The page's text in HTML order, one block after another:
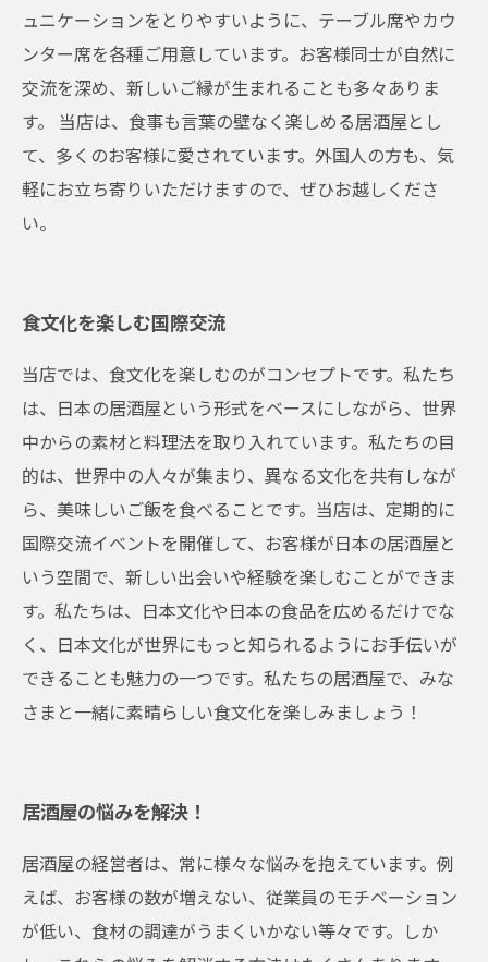
ュニケーションをとりやすいように、テーブル席やカウ
ンター席を各種ご用意しています。お客様同士が自然に
交流を深め、新しいご縁が生まれることも多々ありま
す。 当店は、食事も言葉の壁なく楽しめる居酒屋とし
て、多くのお客様に愛されています。外国人の方も、気
軽にお立ち寄りいただけますので、ぜひお越しくださ
い。
食文化を楽しむ国際交流
当店では、食文化を楽しむのがコンセプトです。私たち
は、日本の居酒屋という形式をベースにしながら、世界
中からの素材と料理法を取り入れています。私たちの目
的は、世界中の人々が集まり、異なる文化を共有しなが
ら、美味しいご飯を食べることです。当店は、定期的に
国際交流イベントを開催して、お客様が日本の居酒屋と
いう空間で、新しい出会いや経験を楽しむことができま
す。私たちは、日本文化や日本の食品を広めるだけでな
く、日本文化が世界にもっと知られるようにお手伝いが
できることも魅力の一つです。私たちの居酒屋で、みな
さまと一緒に素晴らしい食文化を楽しみましょう！
居酒屋の悩みを解決！
居酒屋の経営者は、常に様々な悩みを抱えています。例
えば、お客様の数が増えない、従業員のモチベーション
が低い、食材の調達がうまくいかない等々です。しか